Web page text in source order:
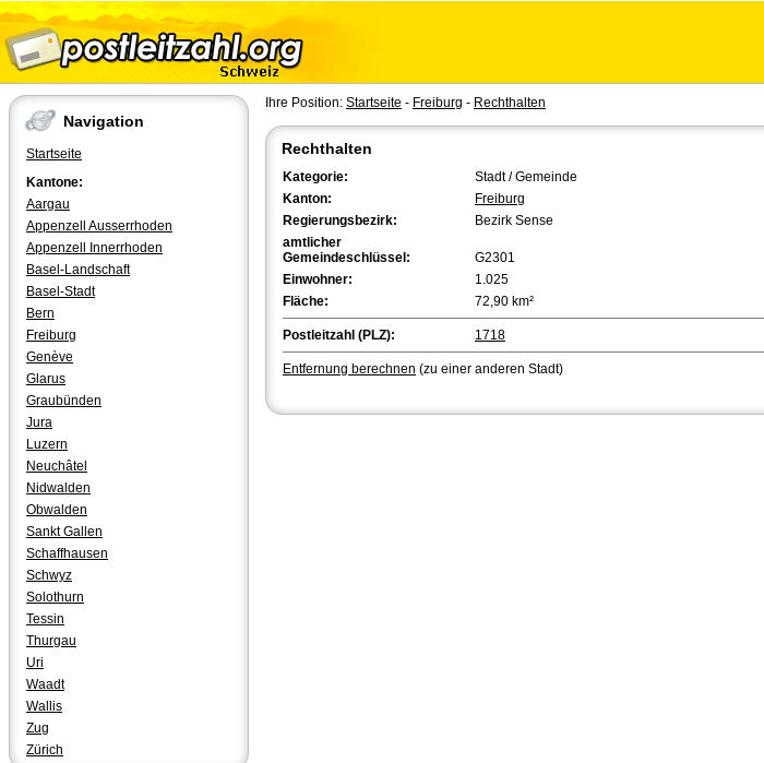
Navigation
Startseite
Kantone:
Aargau
Appenzell Ausserrhoden
Appenzell Innerrhoden
Basel-Landschaft
Basel-Stadt
Bern
Freiburg
Genève
Glarus
Graubünden
Jura
Luzern
Neuchâtel
Nidwalden
Obwalden
Sankt Gallen
Schaffhausen
Schwyz
Solothurn
Tessin
Thurgau
Uri
Waadt
Wallis
Zug
Zürich
Ihre Position: Startseite - Freiburg - Rechthalten
Rechthalten
Kategorie:
Stadt / Gemeinde
Kanton:
Freiburg
Regierungsbezirk:
Bezirk Sense
amtlicher
Gemeindeschlüssel:
G2301
Einwohner:
1.025
Fläche:
72,90 km²
Postleitzahl (PLZ): 1718
Entfernung berechnen (zu einer anderen Stadt)